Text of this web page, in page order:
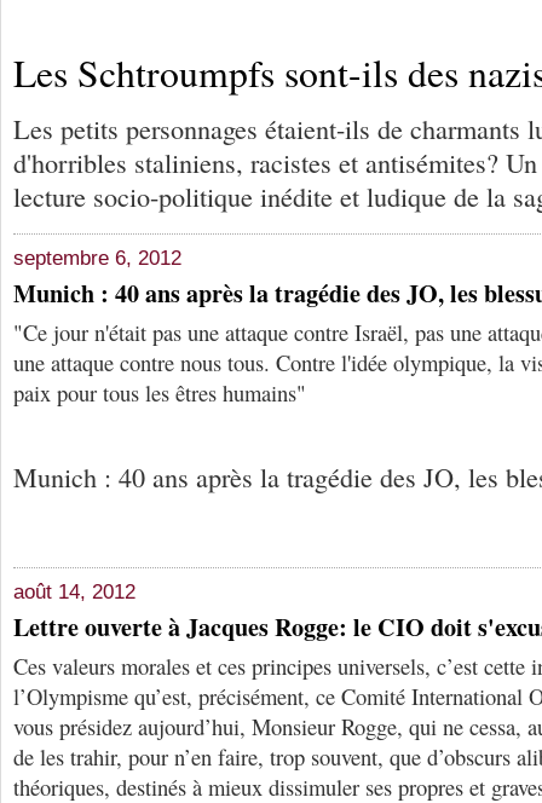
Les Schtroumpfs sont-ils des
Les petits personnages étaient-ils de charmants
d'horribles staliniens, racistes et antisémites?
lecture socio-politique inédite et ludique de la
septembre 6, 2012
Munich : 40 ans après la tragédie des JO, les
"Ce jour n'était pas une attaque contre Israël, pas une
une attaque contre nous tous. Contre l'idée olympique, la
paix pour tous les êtres humains"
Munich : 40 ans après la tragédie des JO, les
août 14, 2012
Lettre ouverte à Jacques Rogge: le CIO doit
Ces valeurs morales et ces principes universels, c’est cette
l’Olympisme qu’est, précisément, ce Comité International
vous présidez aujourd’hui, Monsieur Rogge, qui ne cessa,
de les trahir, pour n’en faire, trop souvent, que d’obscurs
théoriques, destinés à mieux dissimuler ses propres et